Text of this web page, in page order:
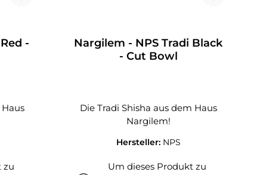
-
zu
Nargilem - NPS Tradi Black
- Cut Bowl
Die Tradi Shisha aus dem Haus
Nargilem!
Hersteller: NPS
Um dieses Produkt zu